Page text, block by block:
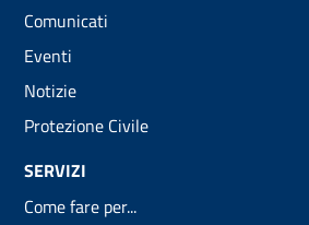
Comunicati
Eventi
Notizie
Protezione Civile
SERVIZI
Come fare per...